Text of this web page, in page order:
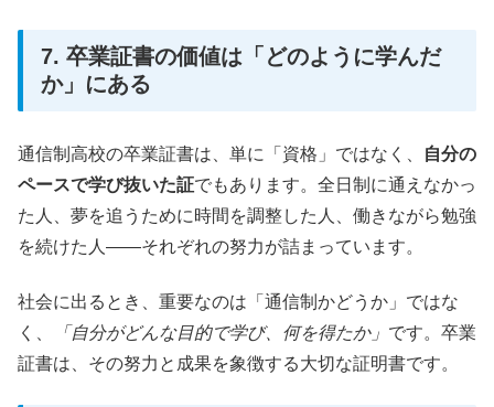
7. 卒業証書の価値は「どのように学んだ
か」にある
通信制高校の卒業証書は、単に「資格」ではなく、
自分の
ペースで学び抜いた証でもあります。全日制に通えなかっ
た人、夢を追うために時間を調整した人、働きながら勉強
を続けた人――それぞれの努力が詰まっています。
社会に出るとき、重要なのは「通信制かどうか」ではな
く、
「自分がどんな目的で学び、何を得たか」 です。卒業
証書は、その努力と成果を象徴する大切な証明書です。